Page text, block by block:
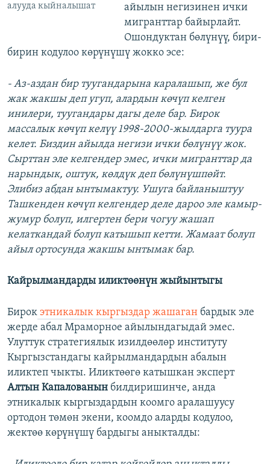
алууда кыйналышат
айылын негизинен ички
мигранттар байырлайт.
Ошондуктан бөлүнүү, бири-
бирин кодулоо көрүнүшү жокко эсе:
- Аз-аздан бир туугандарына каралашып, же бул
жак жакшы деп угуп, алардын көчүп келген
инилери, туугандары дагы деле бар. Бирок
массалык көчүп келүү 1998-2000-жылдарга туура
келет. Биздин айылда негизи ички бөлүнүү жок.
Сырттан эле келгендер эмес, ички мигранттар да
нарындык, оштук, көлдүк деп бөлүнүшпөйт.
Элибиз абдан ынтымактуу. Ушуга байланыштуу
Ташкенден көчүп келгендер деле дароо эле камыр-
жумур болуп, илгертен бери чогуу жашап
келаткандай болуп катышып кетти. Жамаат болуп
айыл ортосунда жакшы ынтымак бар.
Кайрылмандарды иликтөөнүн жыйынтыгы
Бирок этникалык кыргыздар жашаган бардык эле
жерде абал Мраморное айылындагыдай эмес.
Улуттук стратегиялык изилдөөлөр институту
Кыргызстандагы кайрылмандардын абалын
иликтеп чыкты. Иликтөөгө катышкан эксперт
Алтын Капалованын билдиришинче, анда
этникалык кыргыздардын коомго аралашуусу
ортодон төмөн экени, коомдо аларды кодулоо,
жектөө көрүнүшү бардыгы аныкталды: